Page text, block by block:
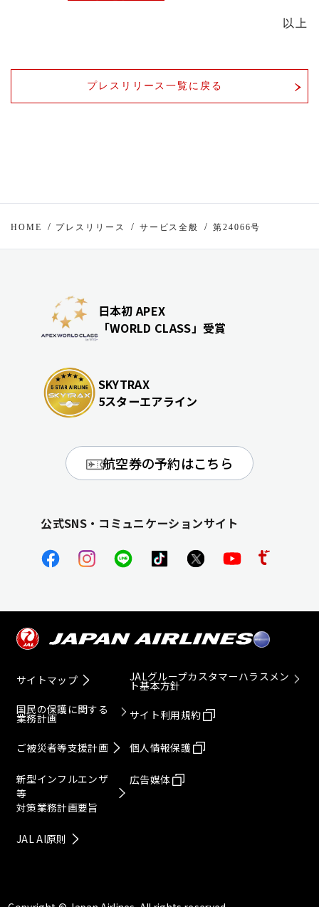
以上
プレスリリース一覧に戻る
HOME プレスリリース サービス全般 第24066号
日本初 APEX
「WORLD CLASS」受賞
SKYTRAX
5スターエアライン
航空券の予約はこちら
公式SNS・コミュニケーションサイト
サイトマップ
国民の保護に関する
業務計画
ご被災者等支援計画
新型インフルエンザ
等
対策業務計画要旨
JAL AI原則
JALグループカスタマーハラスメン
ト基本方針
サイト利用規約
個人情報保護
広告媒体